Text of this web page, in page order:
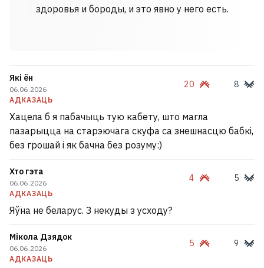
здоровья и бороды, и это явно у него есть.
Які ён
06.06.2026
АДКАЗАЦЬ
20 8
Хацела б я пабачыць тую кабету, што магла
пазарыцца на старэючага скуфа са знешнасцю бабкі,
без грошай і як бачна без розуму:)
Хто гэта
06.06.2026
АДКАЗАЦЬ
4 5
Яўна не беларус. З некуды з усходу?
Мікола Дзядок
06.06.2026
АДКАЗАЦЬ
5 9